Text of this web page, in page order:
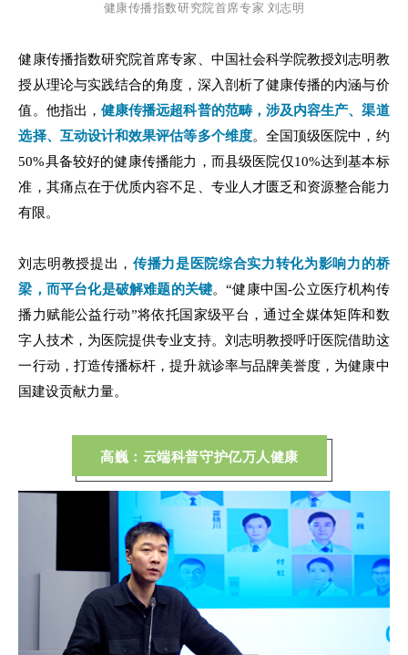
健康传播指数研究院首席专家 刘志明
健康传播指数研究院首席专家、中国社会科学院教授刘志明教
授从理论与实践结合的角度，深入剖析了健康传播的内涵与价
值。他指出， 健康传播远超科普的范畴，涉及内容生产、渠道
选择、互动设计和效果评估等多个维度。全国顶级医院中，约
50%具备较好的健康传播能力，而县级医院仅10%达到基本标
准，其痛点在于优质内容不足、专业人才匮乏和资源整合能力
有限。
刘志明教授提出， 传播力是医院综合实力转化为影响力的桥
梁，而平台化是破解难题的关键。“健康中国-公立医疗机构传
播力赋能公益行动”将依托国家级平台，通过全媒体矩阵和数
字人技术，为医院提供专业支持。刘志明教授呼吁医院借助这
一行动，打造传播标杆，提升就诊率与品牌美誉度，为健康中
国建设贡献力量。
高巍：云端科普守护亿万人健康